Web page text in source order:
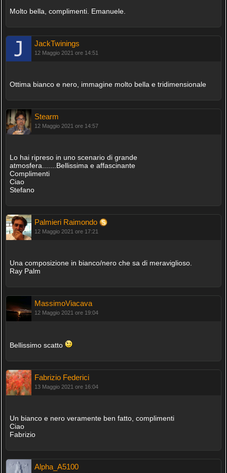
Molto bella, complimenti. Emanuele.
JackTwinings
12 Maggio 2021 ore 14:51
Ottima bianco e nero, immagine molto bella e tridimensionale
Stearm
12 Maggio 2021 ore 14:57
Lo hai ripreso in uno scenario di grande
atmosfera.......Bellissima e affascinante
Complimenti
Ciao
Stefano
Palmieri Raimondo
12 Maggio 2021 ore 17:21
Una composizione in bianco/nero che sa di meraviglioso.
Ray Palm
MassimoViacava
12 Maggio 2021 ore 19:04
Bellissimo scatto
Fabrizio Federici
13 Maggio 2021 ore 16:04
Un bianco e nero veramente ben fatto, complimenti
Ciao
Fabrizio
Alpha_A5100